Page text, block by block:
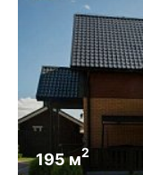
195 м2